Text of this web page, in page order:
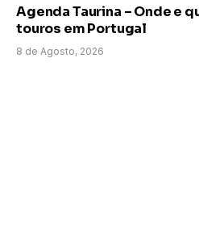
Agenda Taurina – Onde e
touros em Portugal
8 de Agosto, 2026